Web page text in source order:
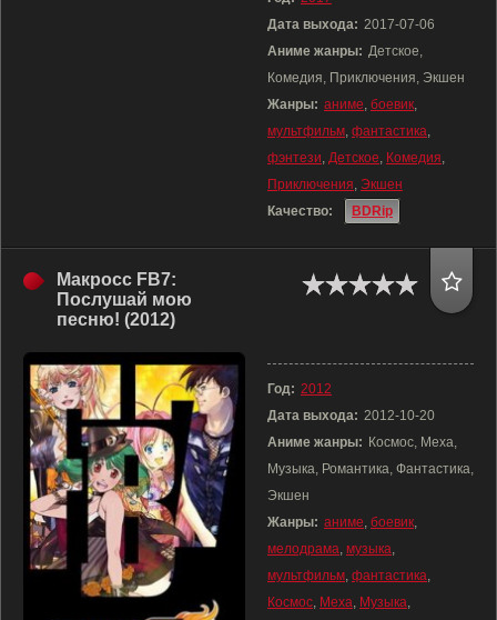
Дата выхода: 2017-07-06
Аниме жанры: Детское,
Комедия, Приключения, Экшен
Жанры: аниме, боевик,
мультфильм, фантастика,
фэнтези, Детское, Комедия,
Приключения, Экшен
Качество:
BDRip
Макросс FB7:
Послушай мою
песню! (2012)
Год: 2012
Дата выхода: 2012-10-20
Аниме жанры: Космос, Меха,
Музыка, Романтика, Фантастика,
Экшен
Жанры: аниме, боевик,
мелодрама, музыка,
мультфильм, фантастика,
Космос, Меха, Музыка,